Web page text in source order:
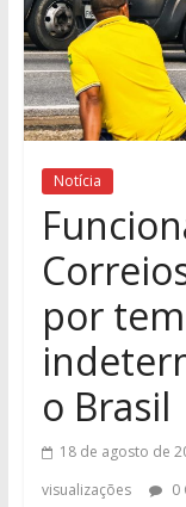
Notícia
por
o Brasil
18 de agosto de
visualizações
0